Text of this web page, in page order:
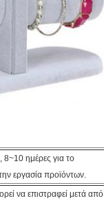
8~10 ημέρες για το
εργασία προϊόντων.
να επιστραφεί μετά από